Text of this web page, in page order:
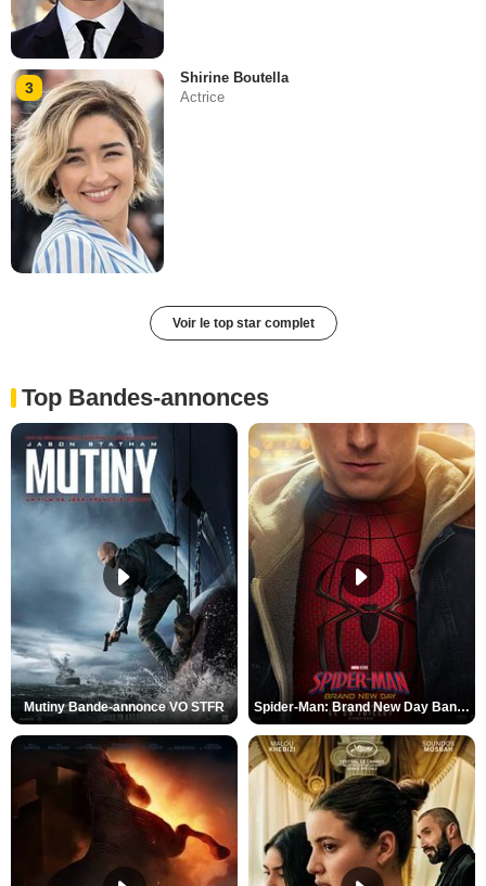
3
Shirine Boutella
Actrice
Voir le top star complet
Top Bandes-annonces
Mutiny Bande-annonce VO STFR Spider-Man: Brand New Day Bande-annonce VO STFR